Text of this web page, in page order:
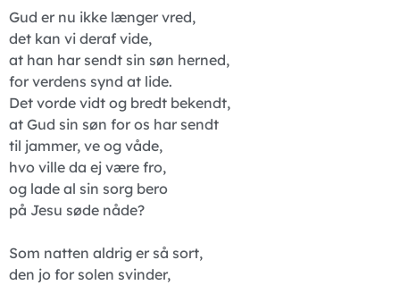
Gud er nu ikke længer vred,
det kan vi deraf vide,
at han har sendt sin søn herned,
for verdens synd at lide.
Det vorde vidt og bredt bekendt,
at Gud sin søn for os har sendt
til jammer, ve og våde,
hvo ville da ej være fro,
og lade al sin sorg bero
på Jesu søde nåde?
Som natten aldrig er så sort,
den jo for solen svinder,